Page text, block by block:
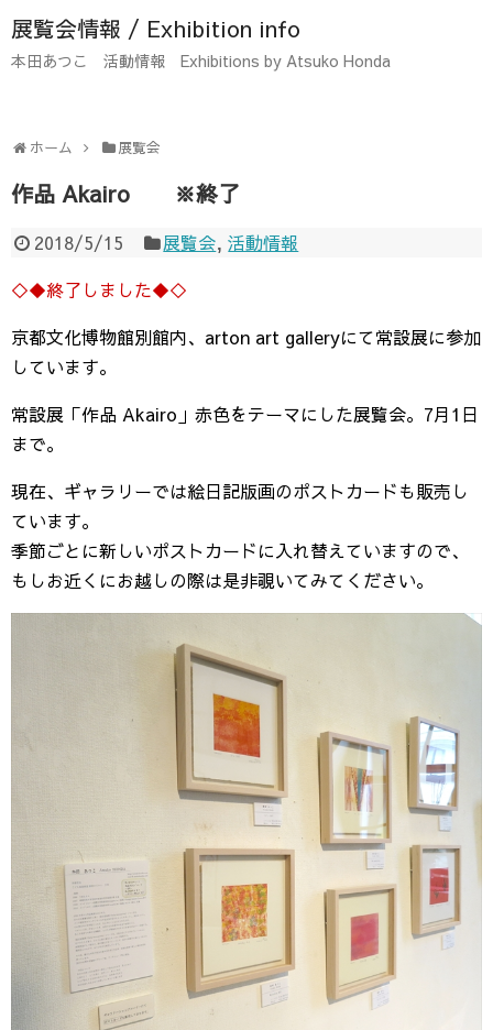
展覧会情報 / Exhibition info
本田あつこ 活動情報 Exhibitions by Atsuko Honda
ホーム 展覧会
作品 Akairo ※終了
2018/5/15 展覧会,活動情報
◇◆終了しました◆◇
京都文化博物館別館内、arton art galleryにて常設展に参加
しています。
常設展「作品 Akairo」赤色をテーマにした展覧会。7月1日
まで。
現在、ギャラリーでは絵日記版画のポストカードも販売し
ています。
季節ごとに新しいポストカードに入れ替えていますので、
もしお近くにお越しの際は是非覗いてみてください。